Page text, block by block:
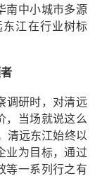
南中小城市多源
东江在行业树标
调研时，对清远
，当场就说这么
清远东江始终以
业为目标，通过
等一系列行之有